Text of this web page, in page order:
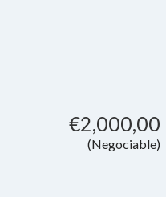
€2,000,00
(Negociable)